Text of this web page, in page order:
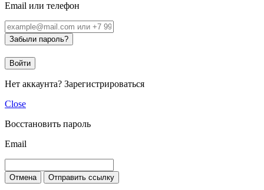
Email или телефон
Забыли пароль?
Войти
Нет аккаунта? Зарегистрироваться
Close
Восстановить пароль
Email
Отмена Отправить ссылку